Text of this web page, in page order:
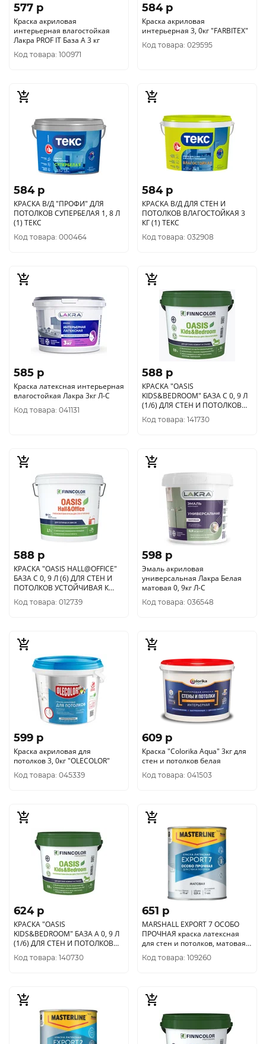
577 p
Краска акриловая
интерьерная влагостойкая
Лакра PROF IT База А 3 кг
Код товара: 100971
584 p
Краска акриловая
интерьерная 3, 0кг "FARBITEX"
Код товара: 029595
584 p
КРАСКА В/Д "ПРОФИ" ДЛЯ
ПОТОЛКОВ СУПЕРБЕЛАЯ 1, 8 Л
(1) ТЕКС
Код товара: 000464
584 p
КРАСКА В/Д ДЛЯ СТЕН И
ПОТОЛКОВ ВЛАГОСТОЙКАЯ 3
КГ (1) ТЕКС
Код товара: 032908
585 p
Краска латексная интерьерная
влагостойкая Лакра 3кг Л-С
Код товара: 041131
588 p
КРАСКА "OASIS
KIDS&BEDROOM" БАЗА C 0, 9 Л
(1/6) ДЛЯ СТЕН И ПОТОЛКОВ
"FINNCOLOR"
Код товара: 141730
588 p
КРАСКА "OASIS HALL@OFFICE"
БАЗА С 0, 9 Л (6) ДЛЯ СТЕН И
ПОТОЛКОВ УСТОЙЧИВАЯ К
МЫТЬЮ "FINNCOLOR"
Код товара: 012739
598 p
Эмаль акриловая
универсальная Лакра Белая
матовая 0, 9кг Л-С
Код товара: 036548
599 p
Краска акриловая для
потолков 3, 0кг "OLECOLOR"
Код товара: 045339
609 p
Краска "CoIorika Aqua" 3кг для
стен и потолков белая
Код товара: 041503
624 p
КРАСКА "OASIS
KIDS&BEDROOM" БАЗА A 0, 9 Л
(1/6) ДЛЯ СТЕН И ПОТОЛКОВ
"FINNCOLOR"
Код товара: 140730
651 p
MARSHALL EXPORT 7 ОСОБО
ПРОЧНАЯ краска латексная
для стен и потолков, матовая,
база BC (0, 9л)
Код товара: 109260